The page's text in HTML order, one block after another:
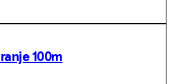
100m